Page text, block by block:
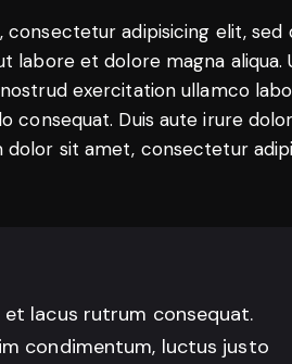
adipisicing elit, sed
labore et dolore magna aliqua.
exercitation ullamco
consequat. Duis aute irure
sit amet, consectetur
lacus rutrum consequat.
condimentum, luctus justo